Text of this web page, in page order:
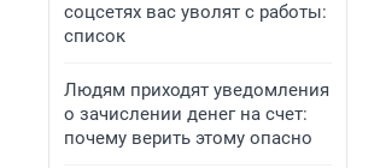
соцсетях вас уволят с работы:
список
Людям приходят уведомления
о зачислении денег на счет:
почему верить этому опасно